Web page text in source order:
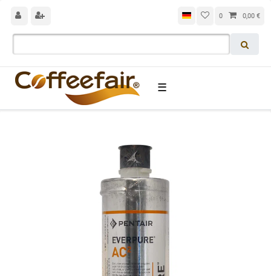
0 0,00 €
☰